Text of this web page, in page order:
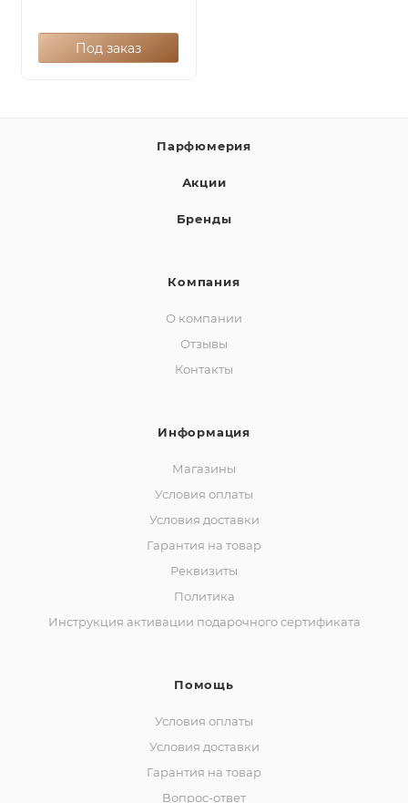
Под заказ
Парфюмерия
Акции
Бренды
Компания
О компании
Отзывы
Контакты
Информация
Магазины
Условия оплаты
Условия доставки
Гарантия на товар
Реквизиты
Политика
Инструкция активации подарочного сертификата
Помощь
Условия оплаты
Условия доставки
Гарантия на товар
Вопрос-ответ